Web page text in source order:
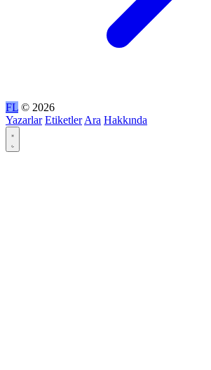
FL © 2026
Yazarlar Etiketler Ara Hakkında